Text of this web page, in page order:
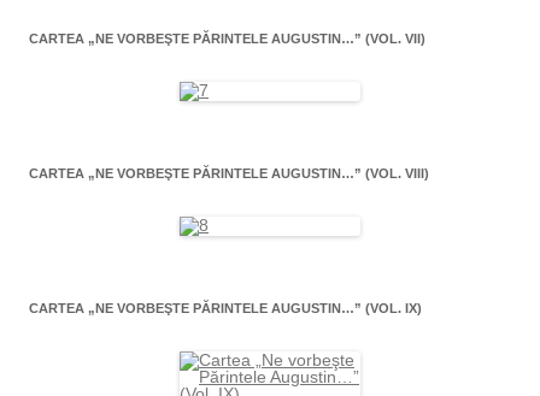
CARTEA „NE VORBEŞTE PĂRINTELE AUGUSTIN…” (VOL. VII)
CARTEA „NE VORBEŞTE PĂRINTELE AUGUSTIN…” (VOL. VIII)
CARTEA „NE VORBEŞTE PĂRINTELE AUGUSTIN…” (VOL. IX)